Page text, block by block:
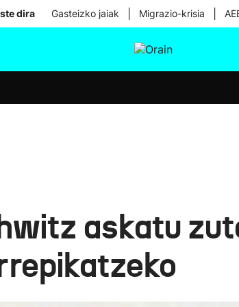
dira Gasteizko jaiak Migrazio-krisia
askatu